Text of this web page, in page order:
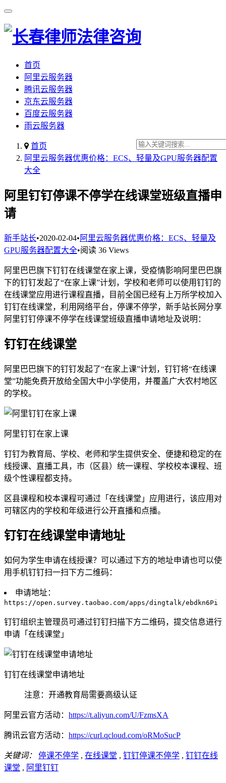
首页
阿里云服务器
腾讯云服务器
京东云服务器
百度云服务器
雨云服务器
首页
阿里云服务器优惠价格：ECS、轻量及GPU服务器配置
大全
阿里钉钉停课不停学在线课堂班级直播申
请
新手站长•2020-02-04• 阿里云服务器优惠价格：ECS、轻量及
GPU服务器配置大全•阅读 36 Views
阿里巴巴旗下钉钉在线课堂在家上课，受疫情影响阿里巴巴旗
下的钉钉发起了“在家上课”计划，学校和老师可以使用钉钉的
在线课堂应用进行课程直播，目前全国已经有上万所学校加入
钉钉在线课堂，利用网络平台，停课不停学，新手站长网分享
阿里钉钉停课不停学在线课堂班级直播申请地址及说明：
钉钉在线课堂
阿里巴巴旗下的钉钉发起了“在家上课”计划，钉钉将“在线课
堂”功能免费开放给全国大中小学使用，并覆盖广大农村地区
的学校。
阿里钉钉在家上课
钉钉为教育局、学校、老师和学生提供安全、便捷和稳定的在
线授课、直播工具，市（区县）统一课程、学校校本课程、班
级个性课程都支持。
区县课程和校本课程可通过「在线课堂」应用进行，该应用对
可辖区内的学校和年级进行公开直播和点播。
钉钉在线课堂申请地址
如何为学生申请在线授课？可以通过下方的地址申请也可以使
用手机钉钉扫一扫下方二维码：
申请地址：
https://open.survey.taobao.com/apps/dingtalk/ebdkn6Pi
钉钉组织主管理员可通过钉钉扫描下方二维码，提交信息进行
申请「在线课堂」
钉钉在线课堂申请地址
注意：开通教育局需要高级认证
阿里云官方活动： https://t.aliyun.com/U/FzmsXA
腾讯云官方活动： https://curl.qcloud.com/oRMoSucP
关键词： 停课不停学 , 在线课堂 , 钉钉停课不停学 , 钉钉在线
课堂 , 阿里钉钉